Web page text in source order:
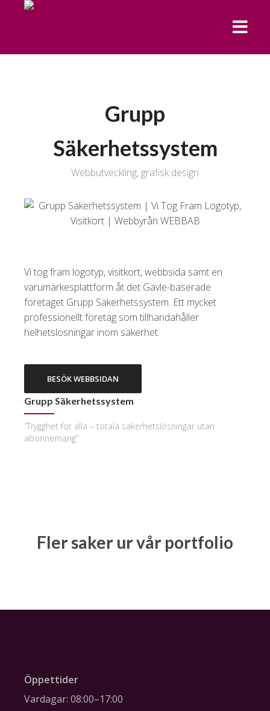
Grupp
Säkerhetssystem
Webbutveckling, grafisk design
Vi tog fram logotyp, visitkort, webbsida samt en
varumärkesplattform åt det Gävle-baserade
företaget Grupp Säkerhetssystem. Ett mycket
professionellt företag som tillhandahåller
helhetslösningar inom säkerhet.
BESÖK WEBBSIDAN
Grupp Säkerhetssystem
“Trygghet för alla – totala säkerhetslösningar utan
abonnemang”
Fler saker ur vår portfolio
Öppettider
Vardagar: 08:00–17:00